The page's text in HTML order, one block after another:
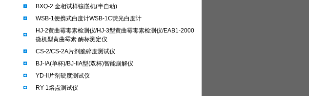
BXQ-2 金相试样镶嵌机(半自动)
WSB-1便携式白度计WSB-1C荧光白度计
HJ-2黄曲霉毒素检测仪/HJ-3型黄曲霉毒素检测仪/EAB1-2000
微机型黄曲霉素.酶标测定仪
CS-2/CS-2A片剂脆碎度测试仪
BJ-IA(单杯)/BJ-IIA型(双杯)智能崩解仪
YD-II片剂硬度测试仪
RY-1熔点测试仪